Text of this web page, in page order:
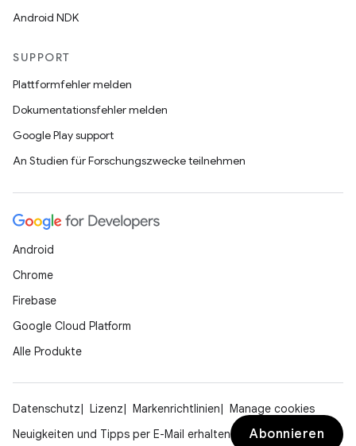
Android NDK
SUPPORT
Plattformfehler melden
Dokumentationsfehler melden
Google Play support
An Studien für Forschungszwecke teilnehmen
Android
Chrome
Firebase
Google Cloud Platform
Alle Produkte
Datenschutz Lizenz Markenrichtlinien
Manage cookies
Neuigkeiten und Tipps per E-Mail erhalten
Abonnieren